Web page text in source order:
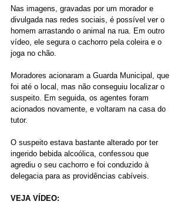
Nas imagens, gravadas por um morador e
divulgada nas redes sociais, é possível ver o
homem arrastando o animal na rua. Em outro
vídeo, ele segura o cachorro pela coleira e o
joga no chão.
Moradores acionaram a Guarda Municipal, que
foi até o local, mas não conseguiu localizar o
suspeito. Em seguida, os agentes foram
acionados novamente, e voltaram na casa do
tutor.
O suspeito estava bastante alterado por ter
ingerido bebida alcoólica, confessou que
agrediu o seu cachorro e foi conduzido à
delegacia para as providências cabíveis.
VEJA VÍDEO: